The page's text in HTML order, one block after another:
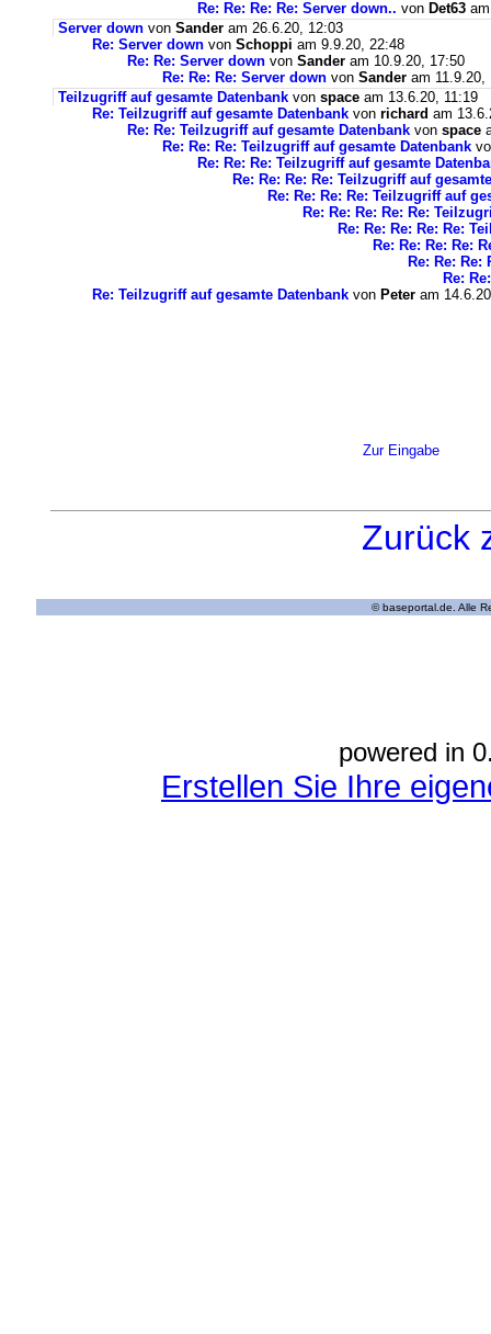
Re: Re: Re: Re: Server down.. von Det63
Server down von Sander am 26.6.20, 12:03
Re: Server down von Schoppi am 9.9.20, 22:48
Re: Re: Server down von Sander am 10.9.20, 17:50
Re: Re: Re: Server down von Sander am 11.9.20,
Teilzugriff auf gesamte Datenbank von space am 13.6.20, 11:19
Re: Teilzugriff auf gesamte Datenbank von richard am
Re: Re: Teilzugriff auf gesamte Datenbank von space
Re: Re: Re: Teilzugriff auf gesamte Datenbank
Re: Re: Re: Teilzugriff auf gesamte
Re: Re: Re: Re: Teilzugriff auf
Re: Re: Re: Re: Teilzugriff auf
Re: Re: Re: Re: Re:
Re: Re: Re: Re: Re:
Re: Re: Re: Re:
Re: Re: Re:
Re:
Re: Teilzugriff auf gesamte Datenbank von Peter am
Zur Eingabe
Zurück
© baseportal.de. Alle
powered in
Erstellen Sie Ihre